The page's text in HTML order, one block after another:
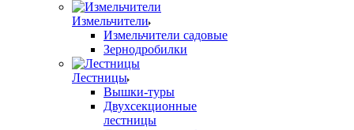
Измельчители
Измельчители садовые
Зернодробилки
Лестницы
Вышки-туры
Двухсекционные
лестницы